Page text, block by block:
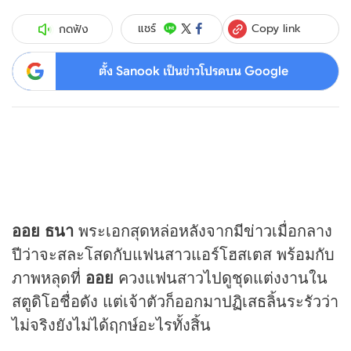
กดฟัง แชร์ Copy link
ตั้ง Sanook เป็นข่าวโปรดบน Google
ออย ธนา พระเอกสุดหล่อหลังจากมีข่าวเมื่อกลาง
ปีว่าจะสละโสดกับแฟนสาวแอร์โฮสเตส พร้อมกับ
ภาพหลุดที่ ออย ควงแฟนสาวไปดูชุดแต่งงานใน
สตูดิโอชื่อดัง แต่เจ้าตัวก็ออกมาปฏิเสธลิ้นระรัวว่า
ไม่จริงยังไม่ได้ฤกษ์อะไรทั้งสิ้น